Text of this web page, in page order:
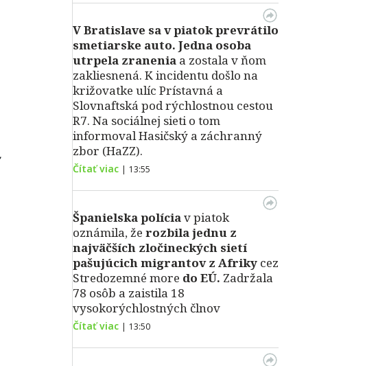
V Bratislave sa v piatok prevrátilo
smetiarske auto. Jedna osoba
utrpela zranenia a zostala v ňom
zakliesnená. K incidentu došlo na
križovatke ulíc Prístavná a
Slovnaftská pod rýchlostnou cestou
R7. Na sociálnej sieti o tom
informoval Hasičský a záchranný
zbor (HaZZ).
Čítať viac | 13:55
Španielska políciav piatok
oznámila, že rozbila jednu z
najväčších zločineckých sietí
pašujúcich migrantov z Afriky cez
Stredozemné more do EÚ. Zadržala
78 osôb a zaistila 18
vysokorýchlostných člnov
Čítať viac | 13:50